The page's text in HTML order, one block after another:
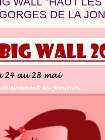
DE LA